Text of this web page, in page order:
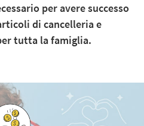
per avere successo
di cancelleria e
tutta la famiglia.